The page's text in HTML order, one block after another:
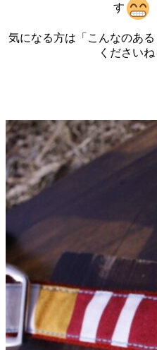
す
気になる方は「こんなのあ
くださいね